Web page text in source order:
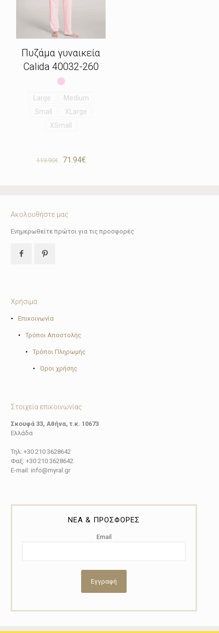
Πυζάμα γυναικεία
Calida 40032-260
Large
Medium
Small
XLarge
XSmall
119.90€
Original
71.94€Η
Ακολουθήστε μας
Ενημερωθείτε πρώτοι για τις προσφορές
Χρήσιμα
• Επικοινωνία
• Τρόποι Αποστολής
• Τρόποι Πληρωμής
• Όροι χρήσης
Στοιχεία επικοινωνίας
Σκουφά 33, Αθήνα, τ.κ. 10673
Ελλάδα
Τηλ: +30 210 3628642
Φαξ: +30 210 3628642
E-mail: info@myral.gr
ΝΕΑ & ΠΡΟΣΦΟΡΕΣ
Email